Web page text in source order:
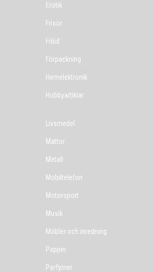
Erotik
Frisör
Fritid
Förpackning
Hemelektronik
Hobbyartiklar
Livsmedel
Mattor
Metall
Mobiltelefon
Motorsport
Musik
Möbler och inredning
Papper
Parfymer